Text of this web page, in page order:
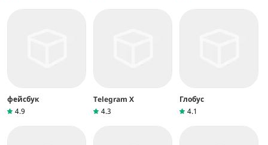
фейсбук
4.9
Telegram X
4.3
Глобус
4.1